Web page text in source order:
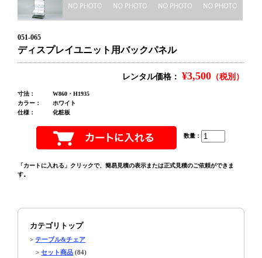
051-065
ディスプレイユニット用バックパネル
レンタル価格： ¥3,500 （税別）
寸法：
W860・H1935
カラー：
ホワイト
仕様：
化粧板
数量：
「カートに入れる」クリックで、簡易見積の表示または正式見積のご依頼ができま
す。
カテゴリトップ
>テーブル&チェア
>セット商品 (84)